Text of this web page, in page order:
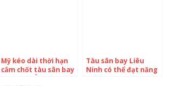
Mỹ kéo dài thời hạn
cắm chốt tàu sân bay
Tàu sân bay Liêu
Ninh có thể đạt năng